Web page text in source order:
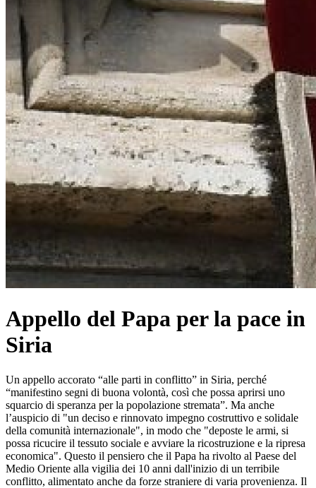
Appello del Papa per la pace in
Siria
Un appello accorato “alle parti in conflitto” in Siria, perché
“manifestino segni di buona volontà, così che possa aprirsi uno
squarcio di speranza per la popolazione stremata”. Ma anche
l’auspicio di "un deciso e rinnovato impegno costruttivo e solidale
della comunità internazionale", in modo che "deposte le armi, si
possa ricucire il tessuto sociale e avviare la ricostruzione e la ripresa
economica". Questo il pensiero che il Papa ha rivolto al Paese del
Medio Oriente alla vigilia dei 10 anni dall'inizio di un terribile
conflitto, alimentato anche da forze straniere di varia provenienza. Il